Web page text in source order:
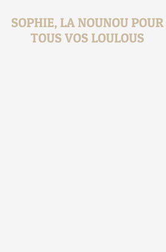
SOPHIE, LA NOUNOU POUR
TOUS VOS LOULOUS